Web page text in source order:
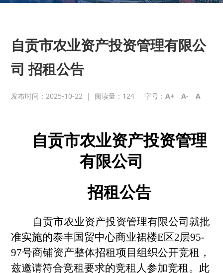
自贡市农业资产投资管理有限公
司 招租公告
发布时间：2025-10-22 | 阅读量： 124 字号：A+ A- A
自贡市农业资产投资管理
有限公司
招租公告
自贡市农业资产投资管理有限公司就批
准实施的泰丰国贸中心商业裙楼E区2层95-
97号商铺资产整体招租项目组织公开竞租，
兹邀请符合竞租要求的竞租人参加竞租。此